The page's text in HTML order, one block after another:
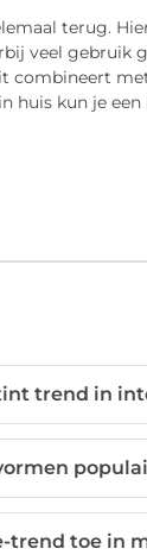
terug.
veel gebruik
combineert
huis kun je
trend in
trend toe in